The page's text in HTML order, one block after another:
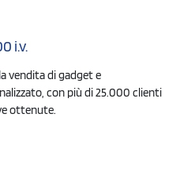
i.v.
vendita di gadget e
con più di 25.000 clienti
ottenute.